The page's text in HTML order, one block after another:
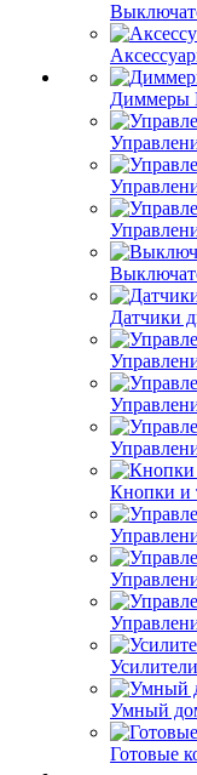
Диммеры
Датчики
Кнопки и
Усилители
Умный
Готовые